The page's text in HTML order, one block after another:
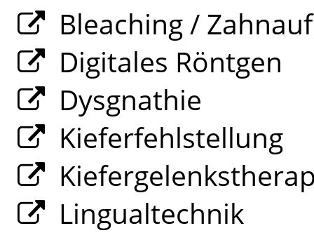
Bleaching /
Digitales Röntgen
Dysgnathie
Kieferfehlstellung
Lingualtechnik